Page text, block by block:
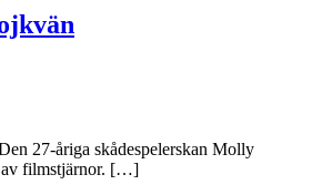
27-åriga skådespelerskan Molly
av filmstjärnor. […]